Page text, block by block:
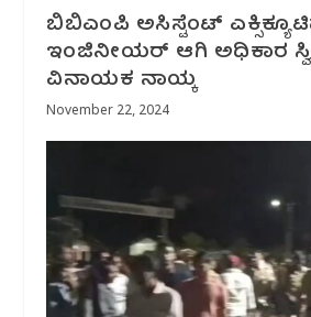
ಬಿಬಿಎಂಪಿ ಅಸಿಸ್ಟೆಂಟ್
ಇಂಜಿನೀಯರ್ ಆಗಿ ಅಧಿಕಾರ
ವಿನಾಯಕ ನಾಯ್ಕ
November 22, 2024